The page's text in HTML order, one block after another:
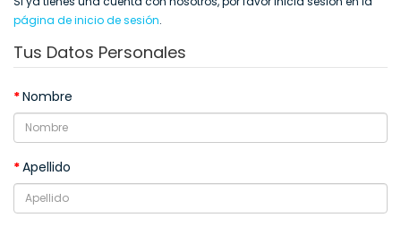
página de inicio de sesión.
Tus Datos Personales
Nombre
Apellido